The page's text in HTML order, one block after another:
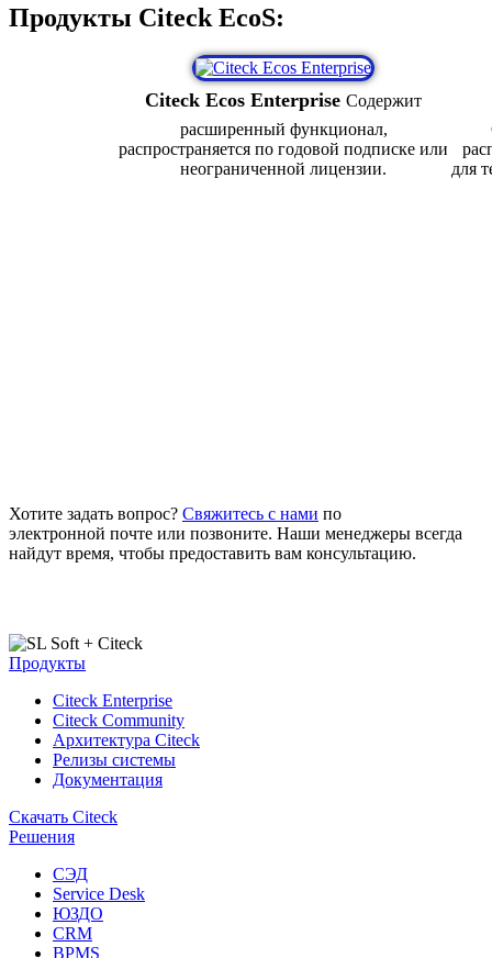
Продукты Citeck EcoS:
Citeck Ecos Enterprise Содержит
расширенный функционал,
распространяется по годовой подписке или
неограниченной лицензии.
для
Хотите задать вопрос? Свяжитесь с нами по
электронной почте или позвоните. Наши менеджеры всегда
найдут время, чтобы предоставить вам консультацию.
Продукты
Citeck Enterprise
Citeck Community
Архитектура Citeck
Релизы системы
Документация
Скачать Citeck
Решения
СЭД
Service Desk
ЮЗДО
CRM
BPMS